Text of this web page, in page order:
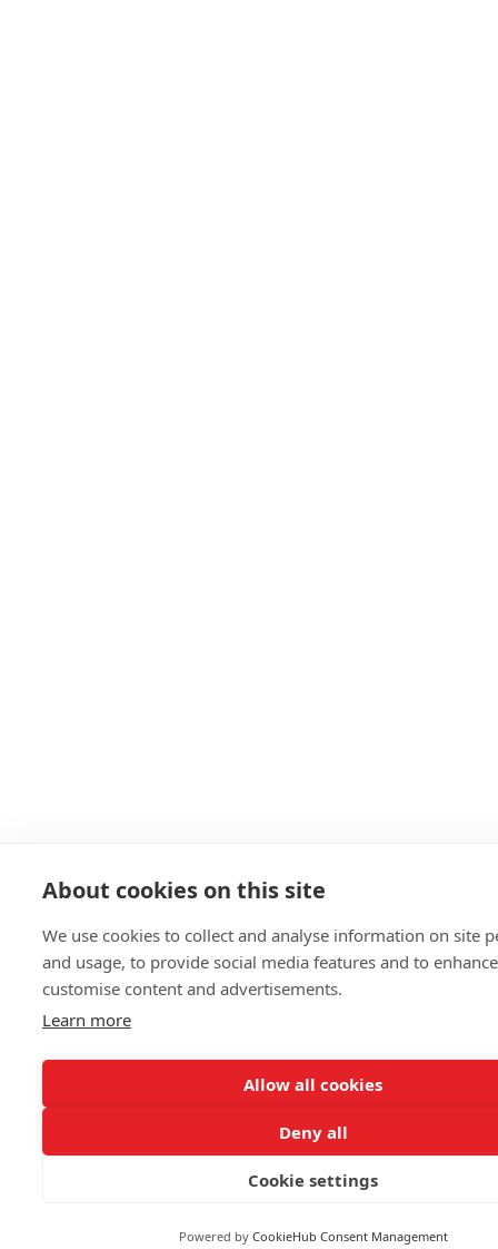
About cookies on this site
We use cookies to collect and analyse information on site
and usage, to provide social media features and to
customise content and advertisements.
Learn more
Allow all cookies
Deny all
Cookie settings
Powered by CookieHub Consent Management